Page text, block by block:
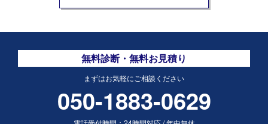
無料診断・無料お見積り
まずはお気軽にご相談ください
050-1883-0629